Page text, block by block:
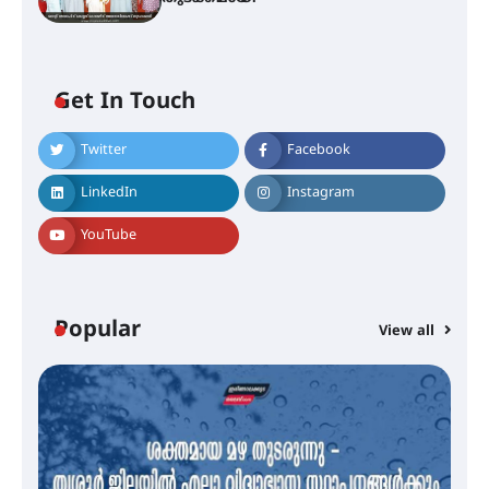
Get In Touch
Twitter Facebook
LinkedIn Instagram
YouTube
Popular View all
എം.ജി. യൂണിവേഴ്‌സിറ്റിയിൽ നിന്ന്
ഇംഗ്ളീഷ് സാഹിത്യത്തിൽ
ഡോക്ടറേറ്റ് നേടിയ എൻ. ആര്യ
വെള്ളിയാഴ്ച സ്‌ക്രീൻ ചെയ്യുന്നു
സെന്റ് ജോസഫ്സ് കോളജ്
കോമേഴ്‌സ് അസോസിയേഷന്
തുടക്കമായി